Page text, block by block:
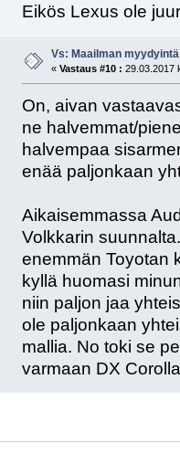
Eikös Lexus ole
Vs: Maailman
« Vastaus #10 : 29.03.2017
On, aivan
ne halvemmat/
halvempaa
enää paljonkaan
Aikaisemmassa
Volkkarin
enemmän Toyotan
kyllä huomasi
niin paljon jaa
ole paljonkaan
mallia. No toki se
varmaan DX